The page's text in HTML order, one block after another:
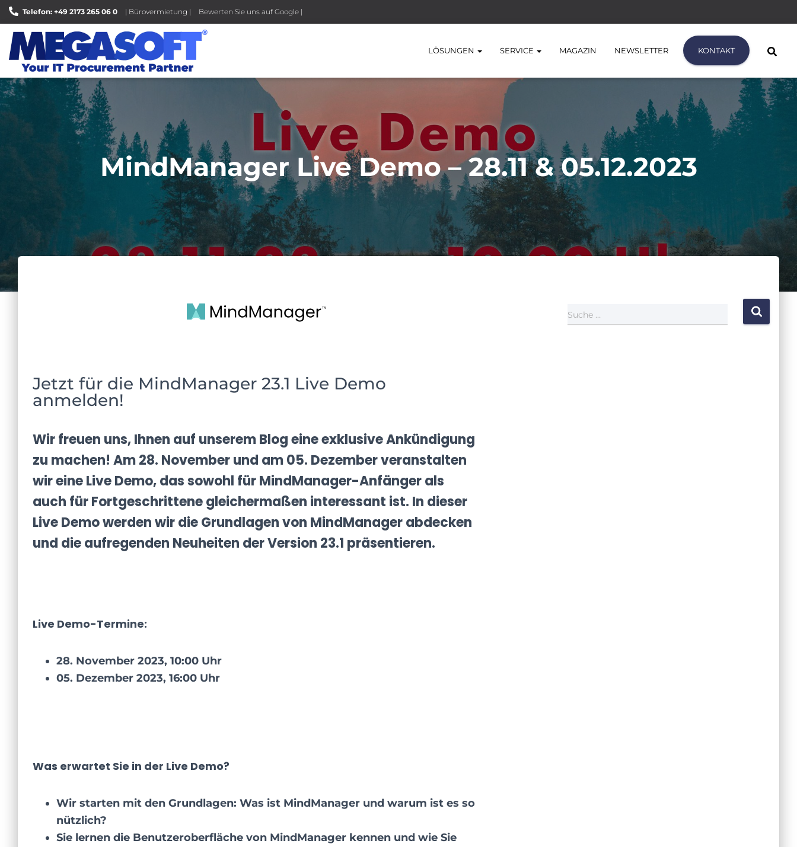
Telefon: +49 2173 265 06 0 | Bürovermietung | Bewerten Sie uns auf Google |
LÖSUNGEN SERVICE MAGAZIN NEWSLETTER KONTAKT
MindManager Live Demo – 28.11 & 05.12.2023
Jetzt für die MindManager 23.1 Live Demo
anmelden!
Wir freuen uns, Ihnen auf unserem Blog eine exklusive Ankündigung
zu machen! Am 28. November und am 05. Dezember veranstalten
wir eine Live Demo, das sowohl für MindManager-Anfänger als
auch für Fortgeschrittene gleichermaßen interessant ist. In dieser
Live Demo werden wir die Grundlagen von MindManager abdecken
und die aufregenden Neuheiten der Version 23.1 präsentieren.
Live Demo-Termine:
28. November 2023, 10:00 Uhr
05. Dezember 2023, 16:00 Uhr
Was erwartet Sie in der Live Demo?
Wir starten mit den Grundlagen: Was ist MindManager und warum ist es so
nützlich?
Sie lernen die Benutzeroberfläche von MindManager kennen und wie Sie
Suche …